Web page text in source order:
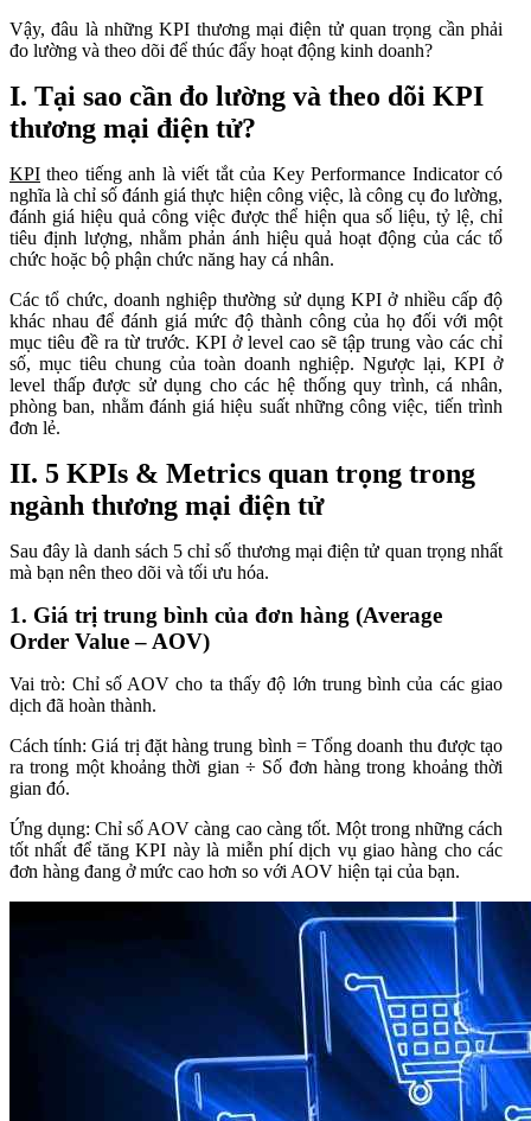
Vậy, đâu là những KPI thương mại điện tử quan trọng cần phải
đo lường và theo dõi để thúc đẩy hoạt động kinh doanh?
I. Tại sao cần đo lường và theo dõi KPI
thương mại điện tử?
KPI theo tiếng anh là viết tắt của Key Performance Indicator có
nghĩa là chỉ số đánh giá thực hiện công việc, là công cụ đo lường,
đánh giá hiệu quả công việc được thể hiện qua số liệu, tỷ lệ, chỉ
tiêu định lượng, nhằm phản ánh hiệu quả hoạt động của các tổ
chức hoặc bộ phận chức năng hay cá nhân.
Các tổ chức, doanh nghiệp thường sử dụng KPI ở nhiều cấp độ
khác nhau để đánh giá mức độ thành công của họ đối với một
mục tiêu đề ra từ trước. KPI ở level cao sẽ tập trung vào các chỉ
số, mục tiêu chung của toàn doanh nghiệp. Ngược lại, KPI ở
level thấp được sử dụng cho các hệ thống quy trình, cá nhân,
phòng ban, nhằm đánh giá hiệu suất những công việc, tiến trình
đơn lẻ.
II. 5 KPIs & Metrics quan trọng trong
ngành thương mại điện tử
Sau đây là danh sách 5 chỉ số thương mại điện tử quan trọng nhất
mà bạn nên theo dõi và tối ưu hóa.
1. Giá trị trung bình của đơn hàng (Average
Order Value – AOV)
Vai trò: Chỉ số AOV cho ta thấy độ lớn trung bình của các giao
dịch đã hoàn thành.
Cách tính: Giá trị đặt hàng trung bình = Tổng doanh thu được tạo
ra trong một khoảng thời gian ÷ Số đơn hàng trong khoảng thời
gian đó.
Ứng dụng: Chỉ số AOV càng cao càng tốt. Một trong những cách
tốt nhất để tăng KPI này là miễn phí dịch vụ giao hàng cho các
đơn hàng đang ở mức cao hơn so với AOV hiện tại của bạn.